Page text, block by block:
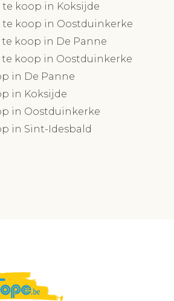
koop in Koksijde
koop in Oostduinkerke
koop in De Panne
koop in Oostduinkerke
in De Panne
in Koksijde
in Oostduinkerke
in Sint-Idesbald